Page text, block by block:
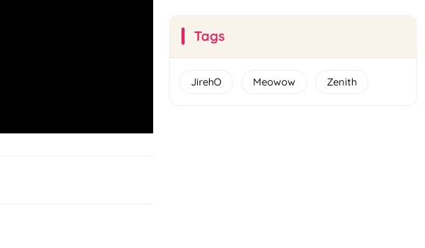
Tags
JirehO Meowow Zenith